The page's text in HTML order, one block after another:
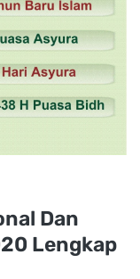
Dan
Lengkap